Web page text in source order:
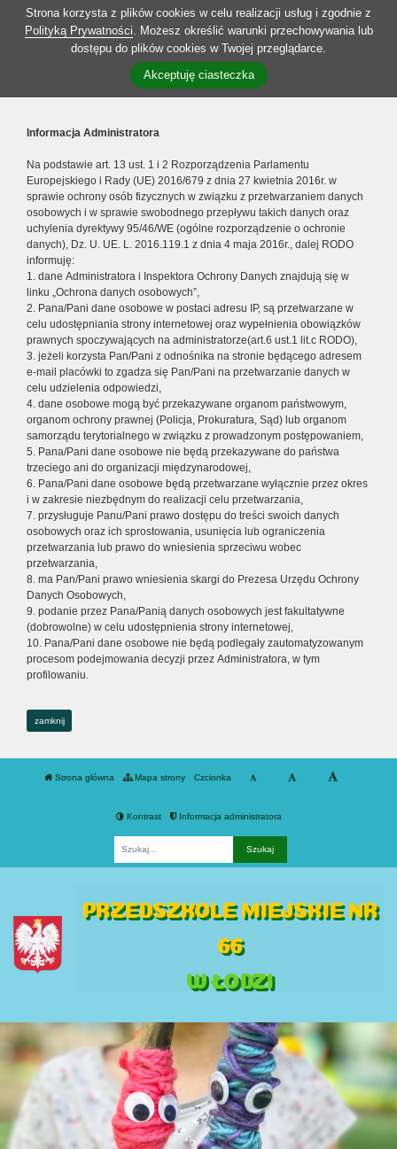
Strona korzysta z plików cookies w celu realizacji usług i zgodnie z
Polityką Prywatności. Możesz określić warunki przechowywania lub
dostępu do plików cookies w Twojej przeglądarce.
Akceptuję ciasteczka
Informacja Administratora
Na podstawie art. 13 ust. 1 i 2 Rozporządzenia Parlamentu
Europejskiego i Rady (UE) 2016/679 z dnia 27 kwietnia 2016r. w
sprawie ochrony osób fizycznych w związku z przetwarzaniem danych
osobowych i w sprawie swobodnego przepływu takich danych oraz
uchylenia dyrektywy 95/46/WE (ogólne rozporządzenie o ochronie
danych), Dz. U. UE. L. 2016.119.1 z dnia 4 maja 2016r., dalej RODO
informuję:
1. dane Administratora i Inspektora Ochrony Danych znajdują się w
linku „Ochrona danych osobowych”,
2. Pana/Pani dane osobowe w postaci adresu IP, są przetwarzane w
celu udostępniania strony internetowej oraz wypełnienia obowiązków
prawnych spoczywających na administratorze(art.6 ust.1 lit.c RODO),
3. jeżeli korzysta Pan/Pani z odnośnika na stronie będącego adresem
e-mail placówki to zgadza się Pan/Pani na przetwarzanie danych w
celu udzielenia odpowiedzi,
4. dane osobowe mogą być przekazywane organom państwowym,
organom ochrony prawnej (Policja, Prokuratura, Sąd) lub organom
samorządu terytorialnego w związku z prowadzonym postępowaniem,
5. Pana/Pani dane osobowe nie będą przekazywane do państwa
trzeciego ani do organizacji międzynarodowej,
6. Pana/Pani dane osobowe będą przetwarzane wyłącznie przez okres
i w zakresie niezbędnym do realizacji celu przetwarzania,
7. przysługuje Panu/Pani prawo dostępu do treści swoich danych
osobowych oraz ich sprostowania, usunięcia lub ograniczenia
przetwarzania lub prawo do wniesienia sprzeciwu wobec
przetwarzania,
8. ma Pan/Pani prawo wniesienia skargi do Prezesa Urzędu Ochrony
Danych Osobowych,
9. podanie przez Pana/Panią danych osobowych jest fakultatywne
(dobrowolne) w celu udostępnienia strony internetowej,
10. Pana/Pani dane osobowe nie będą podlegały zautomatyzowanym
procesom podejmowania decyzji przez Administratora, w tym
profilowaniu.
zamknij
Strona główna Mapa strony Czcionka
Kontrast Informacja administratora
PRZEDSZKOLE MIEJSKIE NR
66
W ŁODZI